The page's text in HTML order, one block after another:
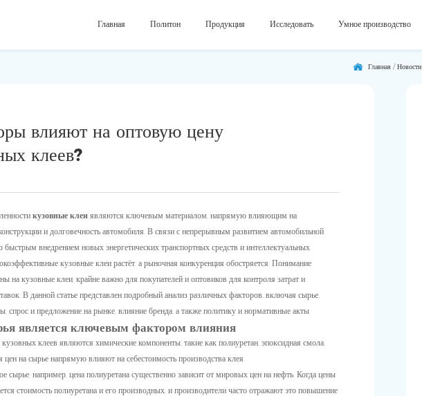
Главная Политон Продукция Исследовать Умное производство
Главная /Новости
влияют на оптовую цену
клеев?
кузовные клеи являются ключевым материалом, напрямую влияющим на
и долговечность автомобиля. В связи с непрерывным развитием автомобильной
внедрением новых энергетических транспортных средств и интеллектуальных
кузовные клеи растёт, а рыночная конкуренция обостряется. Понимание
на кузовные клеи, крайне важно для покупателей и оптовиков для контроля затрат и
В данной статье представлен подробный анализ различных факторов, включая сырье,
спрос и предложение на рынке, влияние бренда, а также политику и нормативные акты.
является ключевым фактором влияния
клеев являются химические компоненты, такие как полиуретан, эпоксидная смола,
цен на сырье напрямую влияют на себестоимость производства клея.
сырье: например, цена полиуретана существенно зависит от мировых цен на нефть. Когда цены
стоимость полиуретана и его производных, и производители часто отражают это повышение